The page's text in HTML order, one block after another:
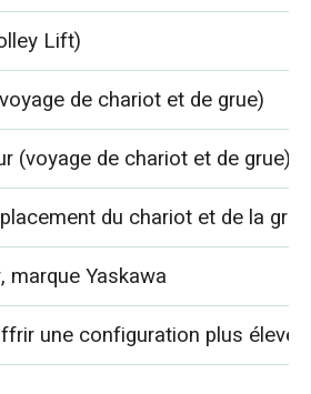
Lift)
de chariot et de grue)
(voyage de chariot et de grue)
du chariot et de la
marque Yaskawa
une configuration plus